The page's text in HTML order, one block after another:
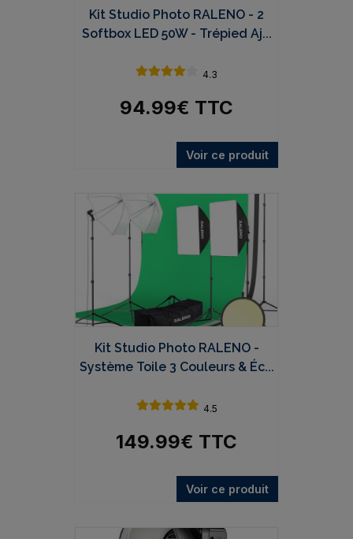
Kit Studio Photo RALENO - 2
Softbox LED 50W - Trépied Aj...
4.3
94.99€ TTC
Voir ce produit
Kit Studio Photo RALENO -
Système Toile 3 Couleurs & Éc...
4.5
149.99€ TTC
Voir ce produit